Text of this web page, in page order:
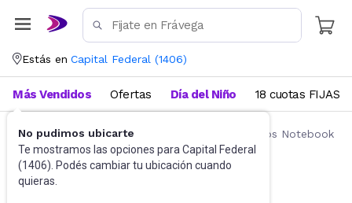
Estás en Capital Federal (1406)
No pudimos ubicarte
Te mostramos las opciones para Capital Federal
(1406). Podés cambiar tu ubicación cuando
quieras.
Más Vendidos Ofertas Día del Niño 18 cuotas FIJAS
Accesorios de Informática Mochilas y Bolsos Notebook